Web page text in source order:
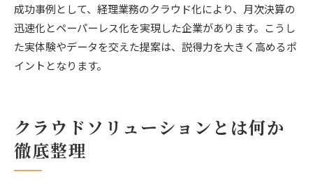
成功事例として、経理業務のクラウド化により、月次決算の
迅速化とペーパーレス化を実現した企業があります。こうし
た実体験やデータを交えた提案は、説得力を大きく高めるポ
イントとなります。
クラウドソリューションとは何か
徹底整理